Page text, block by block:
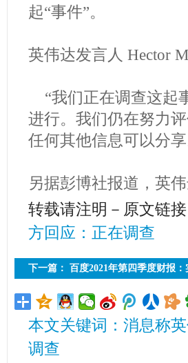
起“事件”。
英伟达发言人 Hector
“我们正在调查这起
进行。我们仍在努力
任何其他信息可以分享
另据彭博社报道，英
转载请注明－原文链接
方回应：正在调查
下一篇： 百度2021年第四季度财报：
本文关键词：消息称
调查